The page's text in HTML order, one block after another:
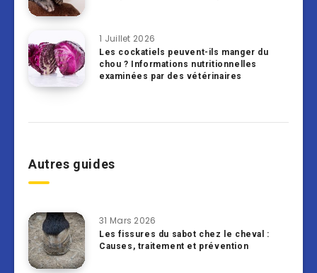
1 Juillet 2026
Les cockatiels peuvent-ils manger du
chou ? Informations nutritionnelles
examinées par des vétérinaires
Autres guides
31 Mars 2026
Les fissures du sabot chez le cheval :
Causes, traitement et prévention